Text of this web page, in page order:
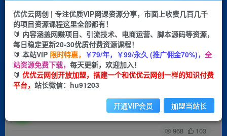
挂机 项目
脚本卡密
APP下载
GO
首页 创业课程 会员免费 正文
公众号搬运文章，引爆私域流量，收益轻松破万，
单日变现四位数
关注 私信
968 103
优优云网创 | 专注优质VIP网课资源分享，市面上收费几百几千
的项目资源课程这里全部都有！
🔰 内容涵盖网赚项目、引流技术、电商运营、脚本源码等资源，
每日稳定更新20-30优质付费资源课程！
🔰 本站VIP 限时特惠， ￥79/年，￥99/永久 (推广佣金70%)， 全
站资源免费下载， 每天更新，欢迎加入！
🔰 优优云网创开放加盟，搭建一个和优优云网创一样的知识付费
平台， 站长微信：hu91203
开通VIP会员 加盟当站长